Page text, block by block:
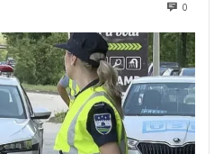
0